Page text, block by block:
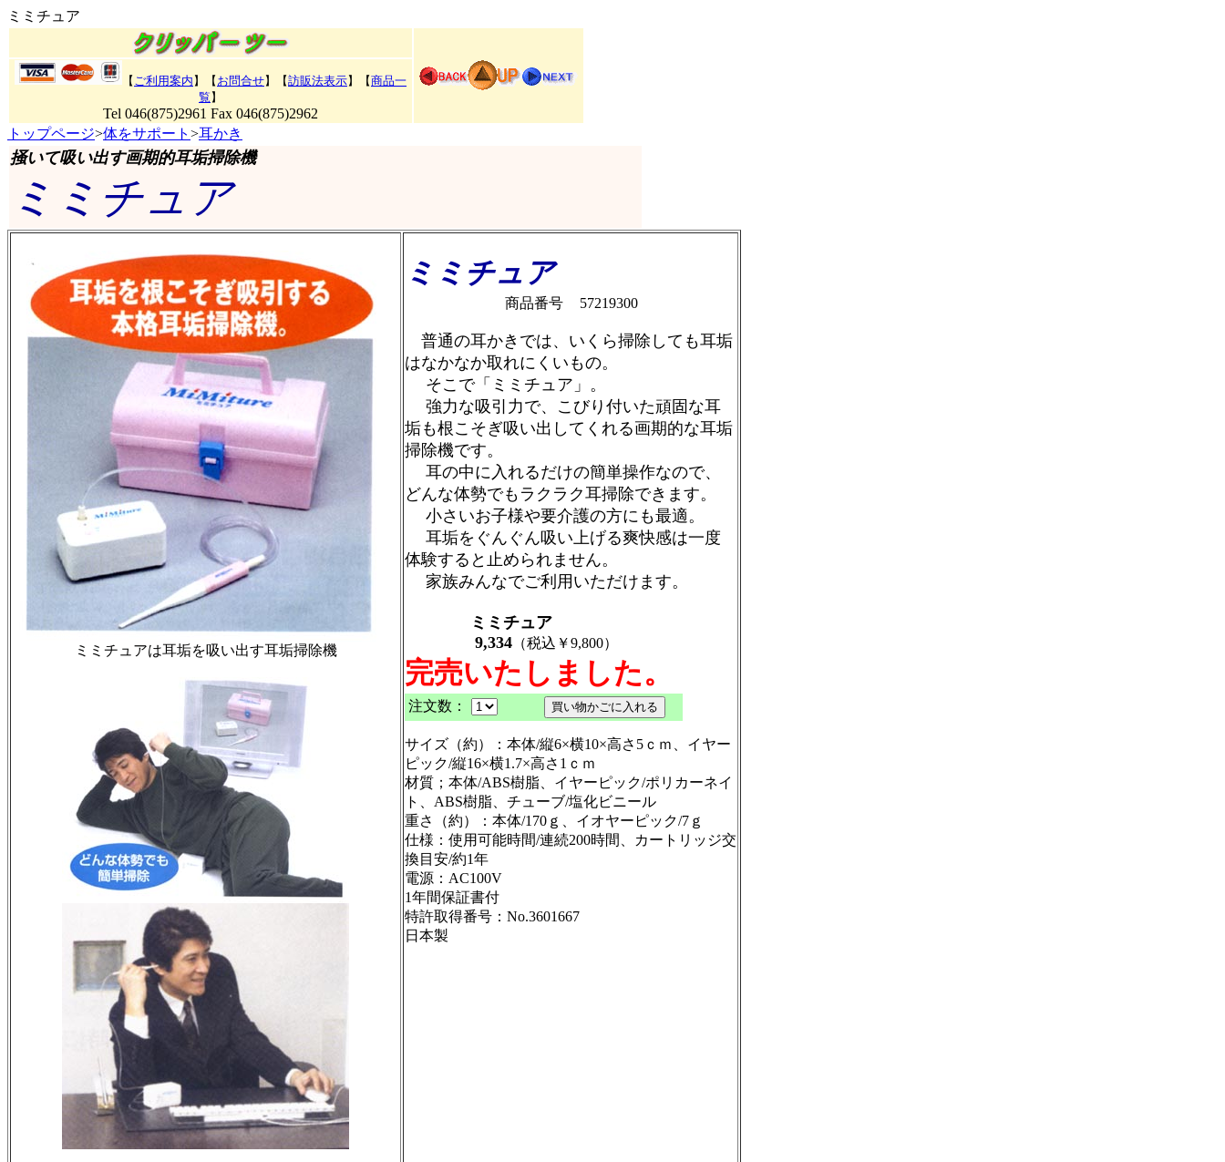
ミミチュア
【 ご利用案内 】【 お問合せ】【訪販法表示】 【商品一
覧 】
Tel 046(875)2961 Fax 046(875)2962
トップページ>体をサポート >耳かき
掻いて吸い出す画期的耳垢掃除機
ミミチュア
ミミチュアは耳垢を吸い出す耳垢掃除機
ミミチュア
商品番号 57219300
普通の耳かきでは、いくら掃除しても耳垢
はなかなか取れにくいもの。
そこで「ミミチュア」。
強力な吸引力で、こびり付いた頑固な耳
垢も根こそぎ吸い出してくれる画期的な耳垢
掃除機です。
耳の中に入れるだけの簡単操作なので、
どんな体勢でもラクラク耳掃除できます。
小さいお子様や要介護の方にも最適。
耳垢をぐんぐん吸い上げる爽快感は一度
体験すると止められません。
家族みんなでご利用いただけます。
ミミチュア
9,334 （税込￥9,800）
完売いたしました。
注文数：
サイズ（約）：本体/縦6×横10×高さ5ｃｍ、イヤー
ピック/縦16×横1.7×高さ1ｃｍ
材質；本体/ABS樹脂、イヤーピック/ポリカーネイ
ト、ABS樹脂、チューブ/塩化ビニール
重さ（約）：本体/170ｇ、イオヤーピック/7ｇ
仕様：使用可能時間/連続200時間、カートリッジ交
換目安/約1年
電源：AC100V
1年間保証書付
特許取得番号：No.3601667
日本製